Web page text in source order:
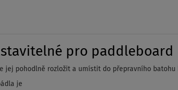
pro paddleboard
pohodlně rozložit a umístit do přepravního batohu
je